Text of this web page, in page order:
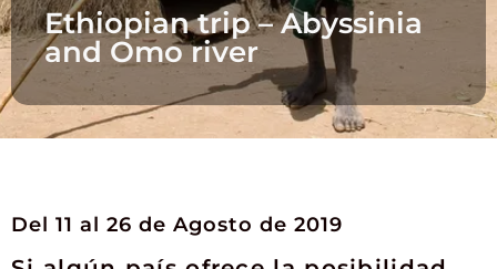
Ethiopian trip – Abyssinia
and Omo river
Del 11 al 26 de Agosto de 2019